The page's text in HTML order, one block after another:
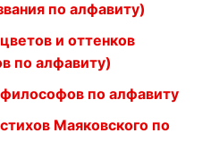
по алфавиту)
и оттенков
по алфавиту)
по алфавиту
Маяковского по